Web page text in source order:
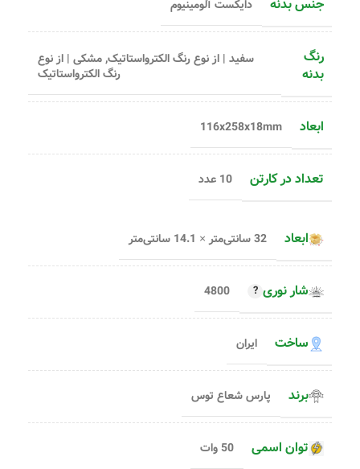
جنس بدنه دایکست آلومینیوم
رنگ
بدنه
سفید | از نوع رنگ الکترواستاتیک, مشکی | از نوع
رنگ الکترواستاتیک
ابعاد 116x258x18mm
تعداد در کارتن 10 عدد
ابعاد 32 سانتی‌متر × 14.1 سانتی‌متر
شار نوری 4800
ساخت ایران
برند پارس شعاع توس
توان اسمی 50 وات